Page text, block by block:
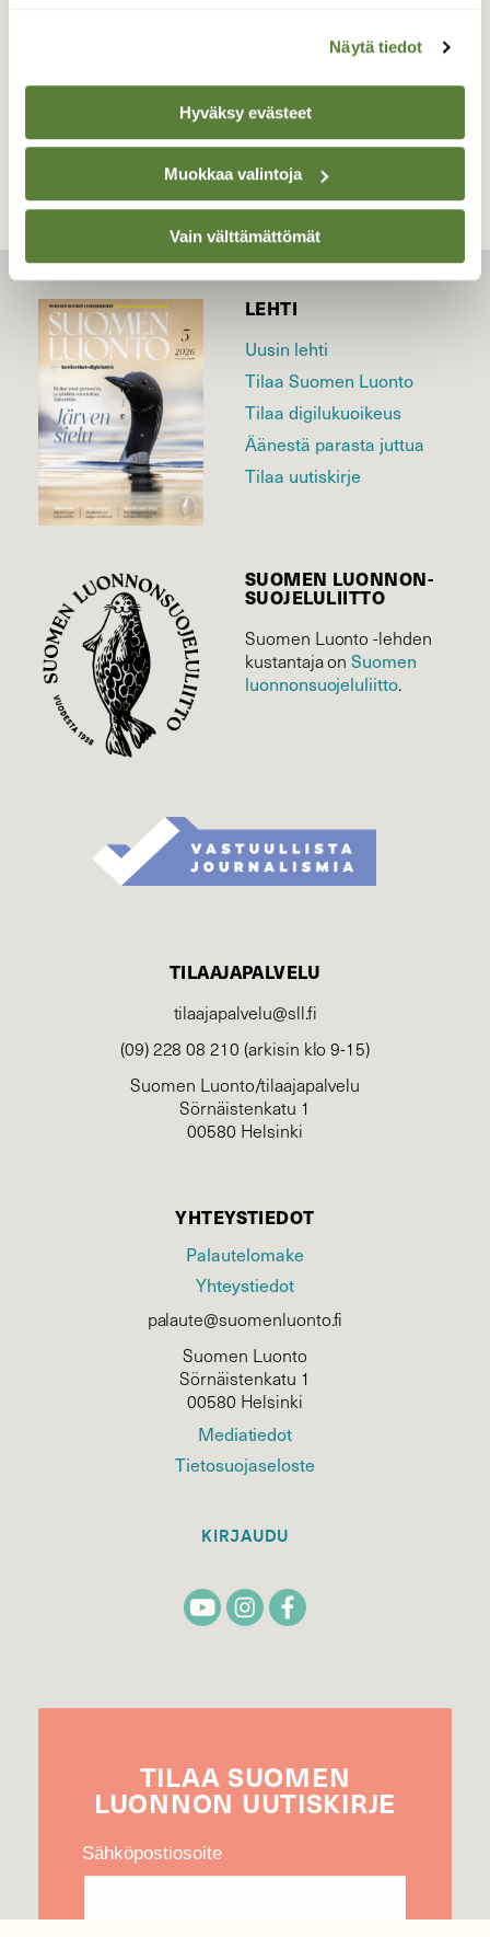
Näytä tiedot
Hyväksy evästeet
Muokkaa valintoja
Vain välttämättömät
TAKAISIN LISTAAN
LEHTI
Uusin lehti
Tilaa Suomen Luonto
Tilaa digilukuoikeus
Äänestä parasta juttua
Tilaa uutiskirje
SUOMEN LUONNON­
SUOJELU­LIITTO
Suomen Luonto -lehden
kustantaja onSuomen
luonnonsuojelu­liitto.
TILAAJAPALVELU
tilaajapalvelu@sll.fi
(09) 228 08 210 (arkisin klo 9-15)
Suomen Luonto/tilaajapalvelu
Sörnäistenkatu 1
00580 Helsinki
YHTEYSTIEDOT
Palautelomake
Yhteystiedot
palaute@suomenluonto.fi
Suomen Luonto
Sörnäistenkatu 1
00580 Helsinki
Mediatiedot
Tietosuojaseloste
KIRJAUDU
TILAA SUOMEN
LUONNON UUTIS­KIRJE
Sähköpostiosoite